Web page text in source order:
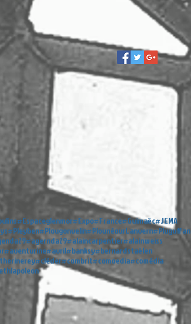
#Espaceglenmor#Expo#France#Guimaëc#JEMA
#Pleyben#Plougonvelin#PlounéourLanvern#Pluguffan
#agernda29#alaincarpentier#alainweiss
#aventurine#avril#banksy#bernardstaëlen
#cléder#combrit#comoedia#comédia